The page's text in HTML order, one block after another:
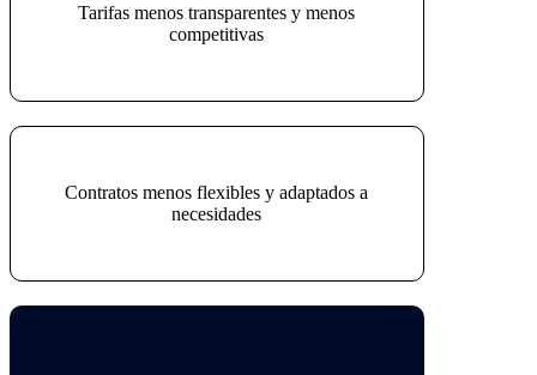
Tarifas menos transparentes y menos
competitivas
Contratos menos flexibles y adaptados a
necesidades